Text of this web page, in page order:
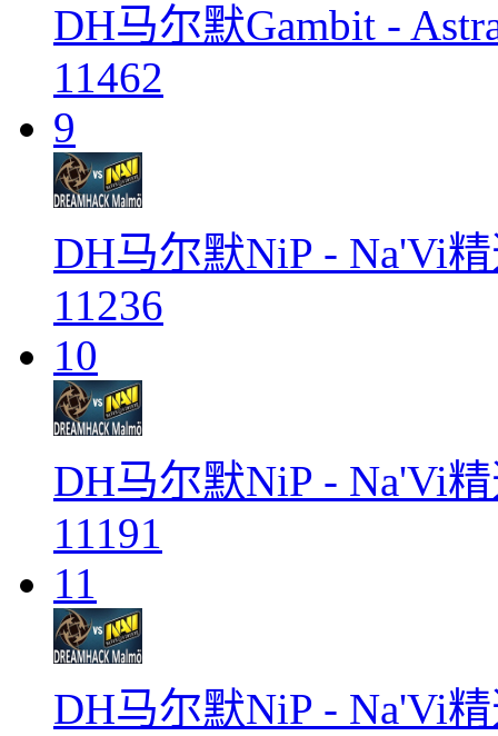
DH马尔默Gambit -
11462
9
DH马尔默NiP - Na'Vi
11236
10
DH马尔默NiP - Na'Vi
11191
11
DH马尔默NiP - Na'Vi